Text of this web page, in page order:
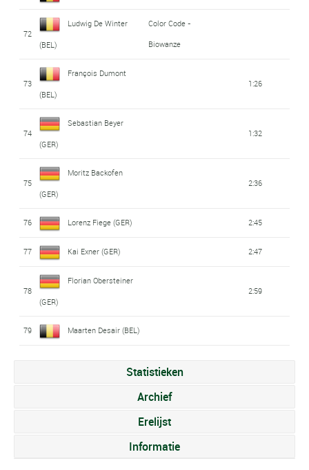
72
Ludwig De Winter
(BEL)
Color Code -
Biowanze
73
François Dumont
(BEL)
1:26
74
Sebastian Beyer
(GER)
1:32
75
Moritz Backofen
(GER)
2:36
76 Lorenz Fiege (GER) 2:45
77 Kai Exner (GER) 2:47
78
Florian Obersteiner
(GER)
2:59
79 Maarten Desair (BEL)
Statistieken
Archief
Erelijst
Informatie